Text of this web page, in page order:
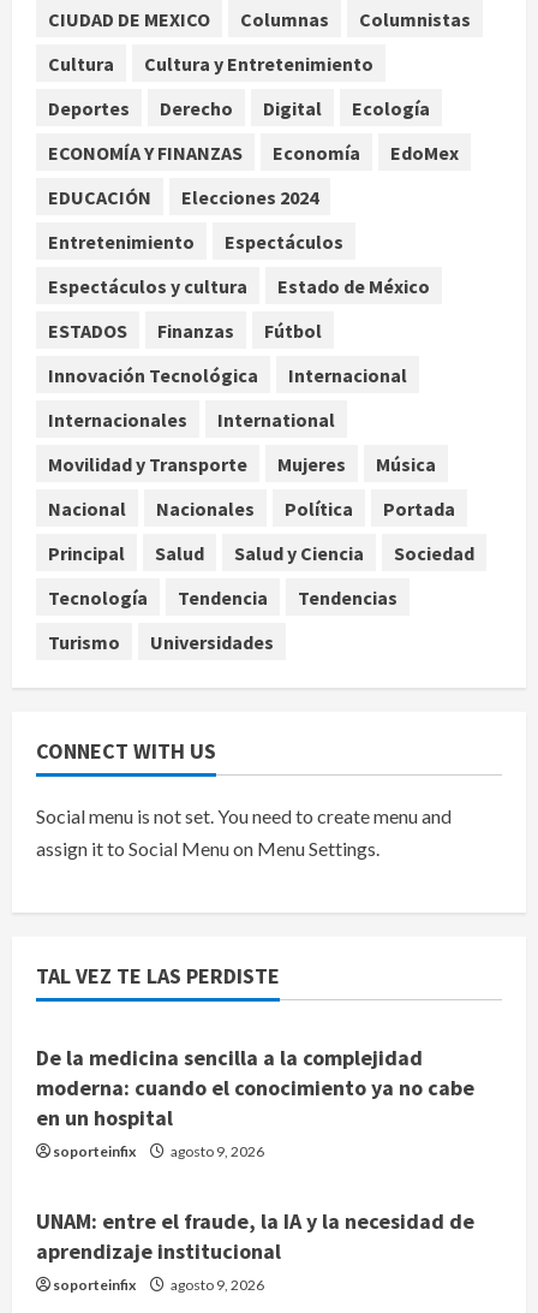
UNAM: entre el fraude, la IA y la
institucional
agosto 9, 2026
Fallece Jorge Messi, padre de
Lionel, a los 68 años en Rosario
4
Detienen a ‘El Pony’ con fusil M4,
drogas y arsenal en carretera de
agosto 9, 2026
Palacio de los Deportes con su tour
‘Hades: The Sacrifice’
CIUDAD DE MEXICO Columnas
Columnistas
Cultura
Cultura y Entretenimiento
Deportes
Derecho Digital
Ecología
ECONOMÍA Y FINANZAS
Economía
EdoMex
EDUCACIÓN
Elecciones 2024
Entretenimiento
Espectáculos
Espectáculos y cultura
Estado de México
ESTADOS
Finanzas
Fútbol
Innovación Tecnológica
Internacional
Internacionales
International
Movilidad y Transporte
Mujeres
Música
Nacional
Nacionales Política
Portada
Principal
Salud Salud y Ciencia
Sociedad
Tecnología
Tendencia
Tendencias
Turismo
Universidades
CONNECT WITH US
Social menu is not set. You need to create menu and
assign it to Social Menu on Menu Settings.
TAL VEZ TE LAS PERDISTE
De la medicina sencilla a la complejidad
moderna: cuando el conocimiento ya no cabe
en un hospital
soporteinfix agosto 9, 2026
UNAM: entre el fraude, la IA y la necesidad de
aprendizaje institucional
soporteinfix agosto 9, 2026